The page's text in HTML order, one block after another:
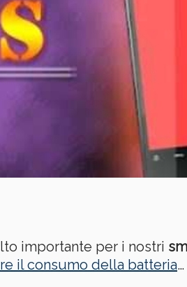
importante per i nostri
il consumo della batteria…